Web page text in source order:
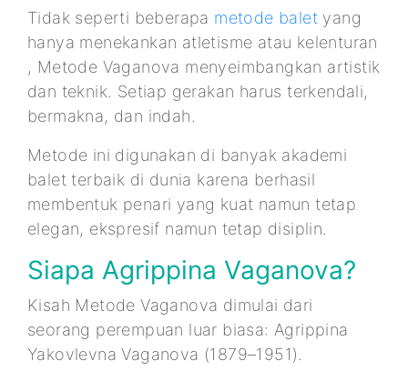
Tidak seperti beberapa metode balet yang
hanya menekankan atletisme atau kelenturan
, Metode Vaganova menyeimbangkan artistik
dan teknik. Setiap gerakan harus terkendali,
bermakna, dan indah.
Metode ini digunakan di banyak akademi
balet terbaik di dunia karena berhasil
membentuk penari yang kuat namun tetap
elegan, ekspresif namun tetap disiplin.
Siapa Agrippina Vaganova?
Kisah Metode Vaganova dimulai dari
seorang perempuan luar biasa: Agrippina
Yakovlevna Vaganova (1879–1951).